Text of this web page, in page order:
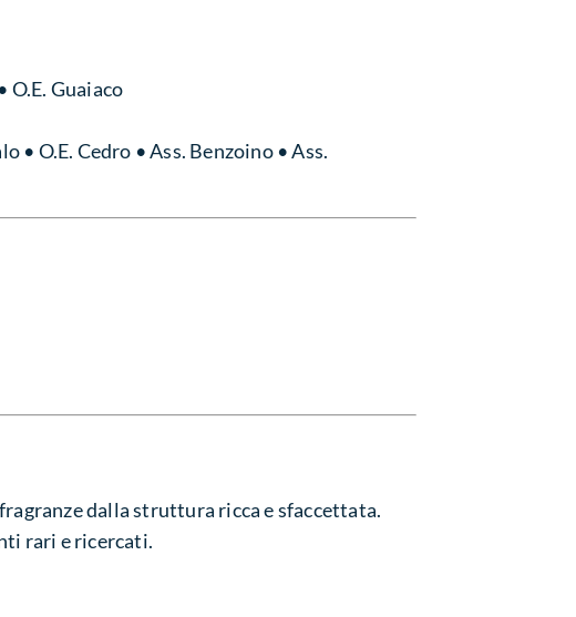
O.E. Guaiaco
• O.E. Cedro • Ass. Benzoino • Ass.
dalla struttura ricca e sfaccettata.
rari e ricercati.